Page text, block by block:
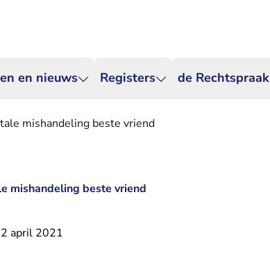
en nieuws Registers de Rechtspraak
mishandeling beste vriend
mishandeling beste vriend
2 april 2021